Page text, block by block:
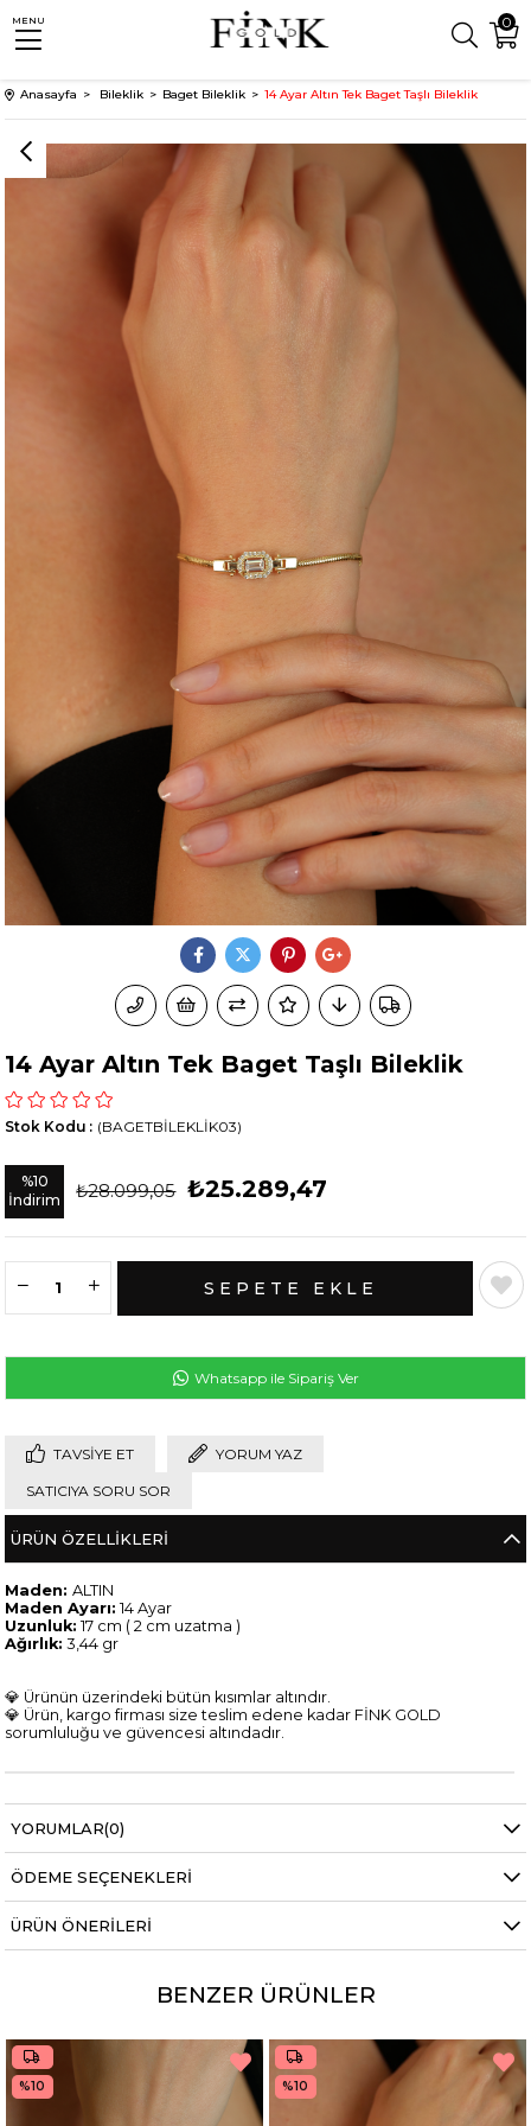
0
MENU
Anasayfa Bileklik Baget Bileklik 14 Ayar Altın Tek Baget Taşlı Bileklik
14 Ayar Altın Tek Baget Taşlı Bileklik
(BAGETBİLEKLİK03)
Stok Kodu
%10
İndirim
₺28.099,05 ₺25.289,47
Whatsapp ile Sipariş Ver
TAVSIYE ET YORUM YAZ
SATICIYA SORU SOR
ÜRÜN ÖZELLIKLERI
Maden:ALTIN
Maden Ayarı: 14 Ayar
Uzunluk: 17 cm ( 2 cm uzatma )
Ağırlık: 3,44 gr
💎 Ürünün üzerindeki bütün kısımlar altındır.
💎 Ürün, kargo firması size teslim edene kadar FİNK GOLD
sorumluluğu ve güvencesi altındadır.
YORUMLAR(0)
ÖDEME SEÇENEKLERI
ÜRÜN ÖNERILERI
BENZER ÜRÜNLER
%10